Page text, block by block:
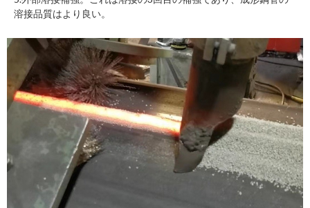
溶接品質はより良い。